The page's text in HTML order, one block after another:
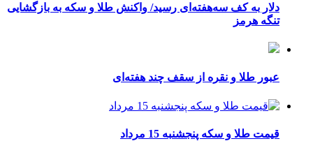
دلار به کف سه‌هفته‌ای رسید/ واکنش طلا و سکه به بازگشایی
تنگه هرمز
عبور طلا و نقره از سقف چند هفته‌ای
قیمت طلا و سکه پنجشنبه 15 مرداد